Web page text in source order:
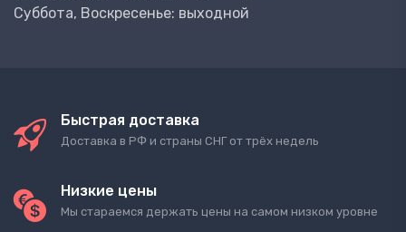
Суббота, Воскресенье: выходной
Быстрая доставка
Доставка в РФ и страны СНГ от трёх недель
Низкие цены
Мы стараемся держать цены на самом низком уровне